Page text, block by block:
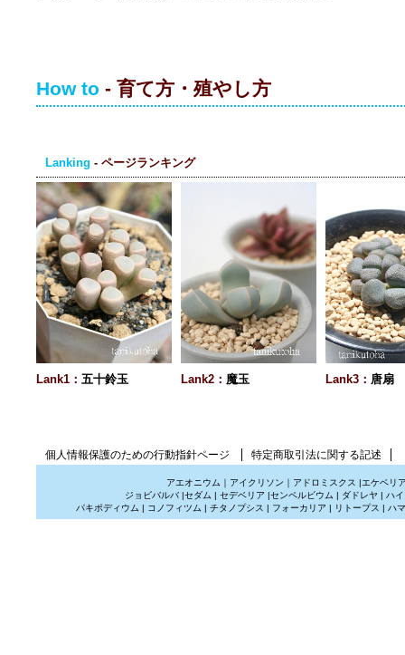
How to - 育て方・殖やし方
Lanking - ページランキング
Lank1： 五十鈴玉 Lank2： 魔玉 Lank3： 唐扇
アエオニウム ｜ アイクリソン ｜ アドロミスクス |エケベリ
ジョビバルバ |セダム | セデベリア |センペルビウム | ダドレヤ | ハ
パキポディウム | コノフィツム | チタノプシス | フォーカリア | リトープス | ハ
個人情報保護のための行動指針ページ 特定商取引法に関する記述